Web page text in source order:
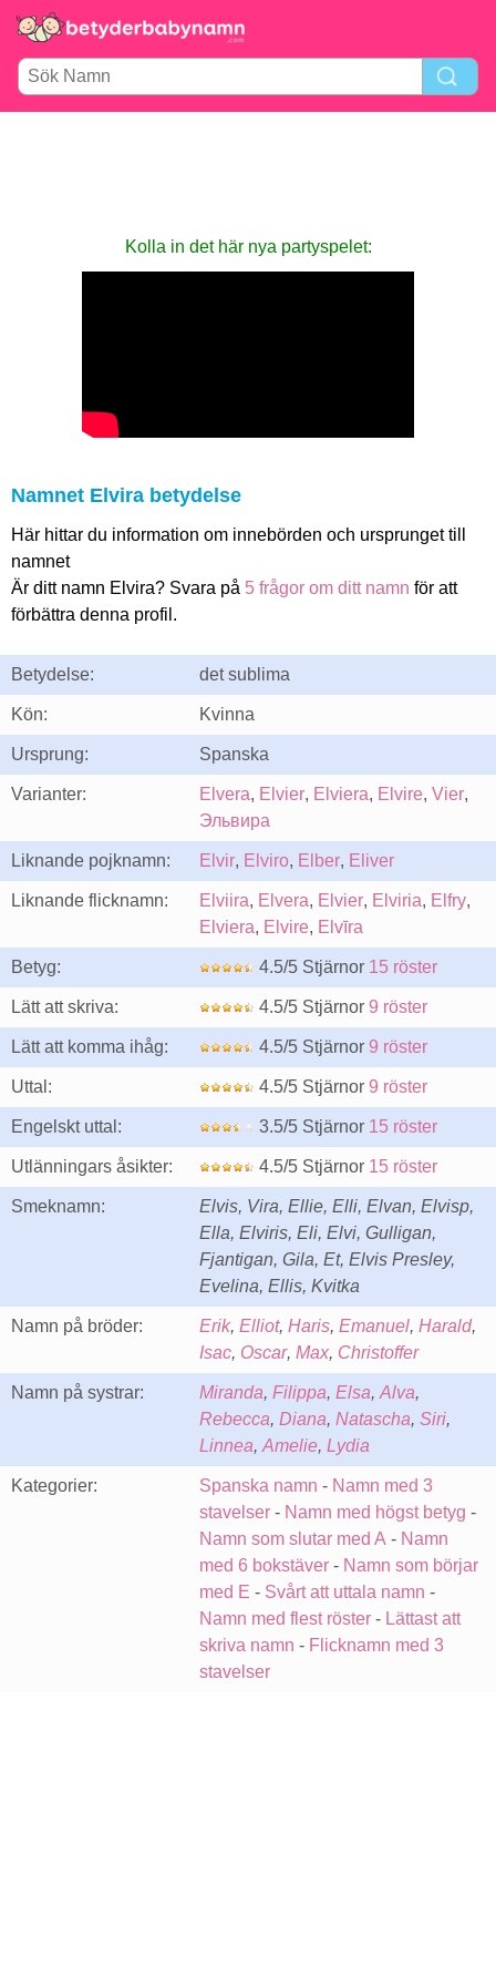
Kolla in det här nya party­spelet:
Namnet Elvira betydelse
Här hittar du information om innebörden och ursprunget till
namnet
Är ditt namn Elvira? Svara på 5 frågor om ditt namn för att
förbättra denna profil.
Betydelse: det sublima
Kön: Kvinna
Ursprung: Spanska
Varianter: Elvera, Elvier, Elviera, Elvire, Vier,
Эльвира
Liknande pojknamn: Elvir, Elviro, Elber, Eliver
Liknande flicknamn: Elviira, Elvera, Elvier, Elviria, Elfry,
Elviera, Elvire, Elvīra
Betyg: 4.5/5 Stjärnor 15 röster
Lätt att skriva: 4.5/5 Stjärnor 9 röster
Lätt att komma ihåg: 4.5/5 Stjärnor 9 röster
Uttal: 4.5/5 Stjärnor 9 röster
Engelskt uttal: 3.5/5 Stjärnor 15 röster
Utlänningars åsikter: 4.5/5 Stjärnor 15 röster
Smeknamn:
Elvis, Vira, Ellie, Elli, Elvan, Elvisp,
Ella, Elviris, Eli, Elvi, Gulligan,
Fjantigan, Gila, Et, Elvis Presley,
Evelina, Ellis, Kvitka
Namn på bröder: Erik, Elliot, Haris, Emanuel, Harald,
Isac, Oscar, Max, Christoffer
Namn på systrar: Miranda, Filippa, Elsa, Alva,
Rebecca, Diana, Natascha, Siri,
Linnea, Amelie, Lydia
Kategorier: Spanska namn - Namn med 3
stavelser - Namn med högst betyg -
Namn som slutar med A - Namn
med 6 bokstäver - Namn som börjar
med E - Svårt att uttala namn -
Namn med flest röster - Lättast att
skriva namn - Flicknamn med 3
stavelser